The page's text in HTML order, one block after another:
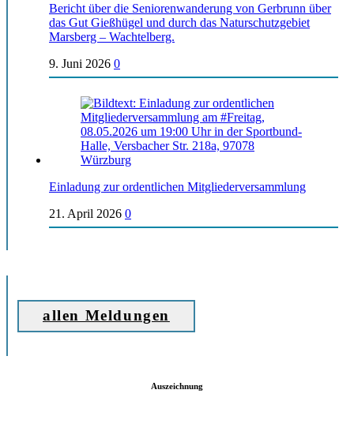
Bericht über die Seniorenwanderung von Gerbrunn über
das Gut Gießhügel und durch das Naturschutzgebiet
Marsberg – Wachtelberg.
9. Juni 2026 0
Einladung zur ordentlichen Mitgliederversammlung
21. April 2026 0
allen Meldungen
Auszeichnung